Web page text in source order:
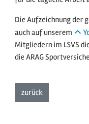
Die Aufzeichnung der
auch auf unserem
Mitgliedern im LSVS
die ARAG
zurückzur